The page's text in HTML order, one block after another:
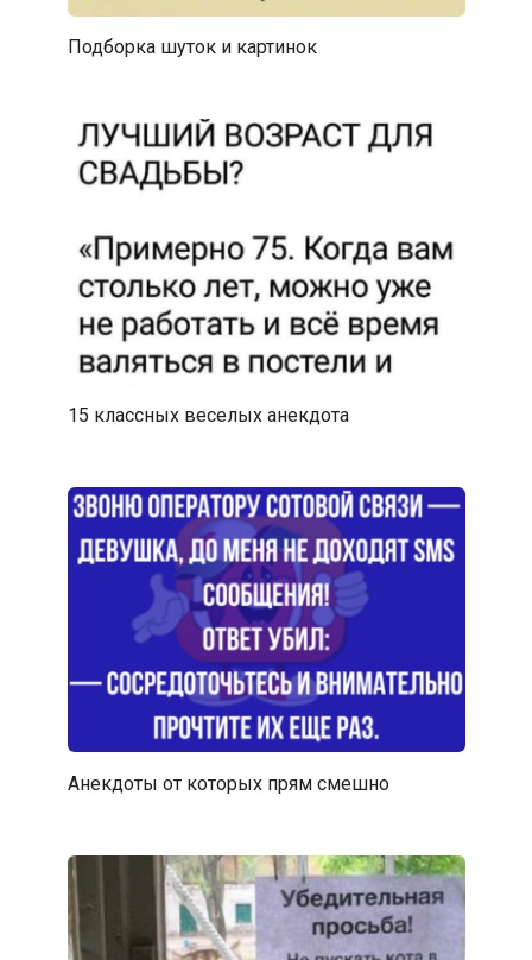
Подборка шуток и картинок
15 классных веселых анекдота
Анекдоты от которых прям смешно